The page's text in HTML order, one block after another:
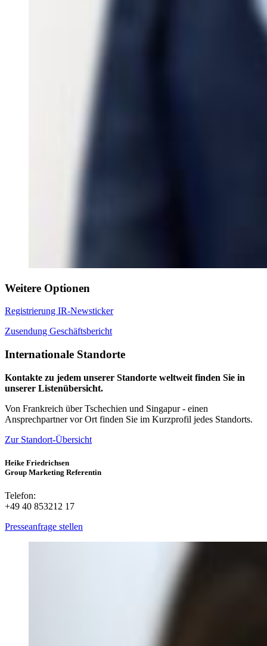
Weitere Optionen
Registrierung IR-Newsticker
Zusendung Geschäftsbericht
Internationale Standorte
Kontakte zu jedem unserer Standorte weltweit finden Sie in
unserer Listenübersicht.
Von Frankreich über Tschechien und Singapur - einen
Ansprechpartner vor Ort finden Sie im Kurzprofil jedes Standorts.
Zur Standort-Übersicht
Heike Friedrichsen
Group Marketing Referentin
Telefon:
+49 40 853212 17
Presseanfrage stellen